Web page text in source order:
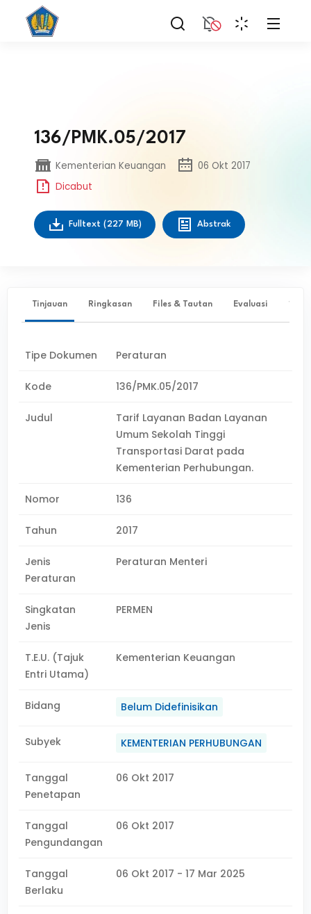
136/PMK.05/2017
Kementerian Keuangan
06 Okt 2017
Dicabut
Fulltext (227 MB) Abstrak
Tinjauan Ringkasan Files & Tautan Evaluasi ✨
Tipe Dokumen Peraturan
Kode 136/PMK.05/2017
Judul
Tarif Layanan Badan Layanan
Umum Sekolah Tinggi
Transportasi Darat pada
Kementerian Perhubungan.
Nomor 136
Tahun 2017
Jenis
Peraturan
Peraturan Menteri
Singkatan
Jenis
PERMEN
T.E.U. (Tajuk
Entri Utama)
Kementerian Keuangan
Bidang Belum Didefinisikan
Subyek KEMENTERIAN PERHUBUNGAN
Tanggal
Penetapan
06 Okt 2017
Tanggal
Pengundangan
06 Okt 2017
Tanggal
Berlaku
06 Okt 2017 - 17 Mar 2025